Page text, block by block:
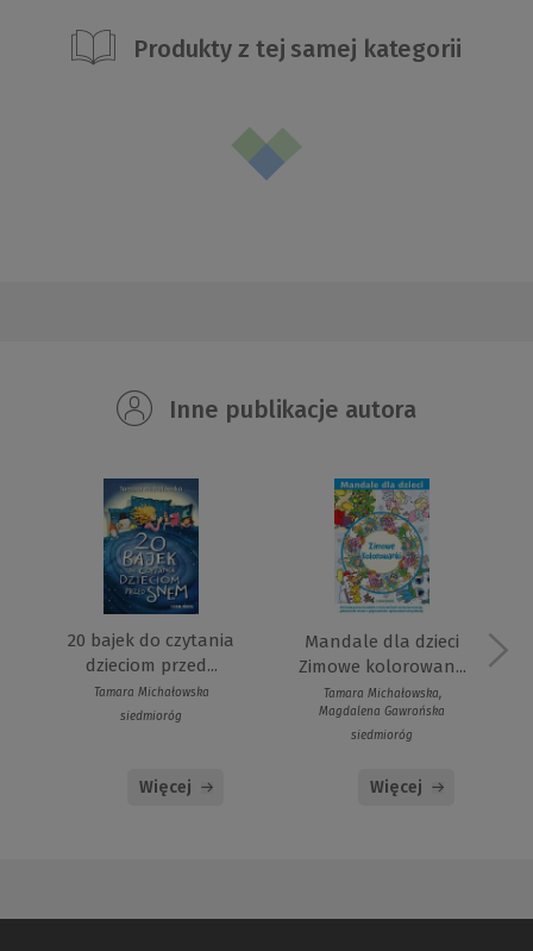
Produkty z tej samej kategorii
Inne publikacje autora
20 bajek do czytania
dzieciom przed...
Tamara Michałowska
siedmioróg
Więcej
Mandale dla dzieci
Zimowe kolorowan...
Tamara Michałowska,
Magdalena Gawrońska
siedmioróg
Więcej